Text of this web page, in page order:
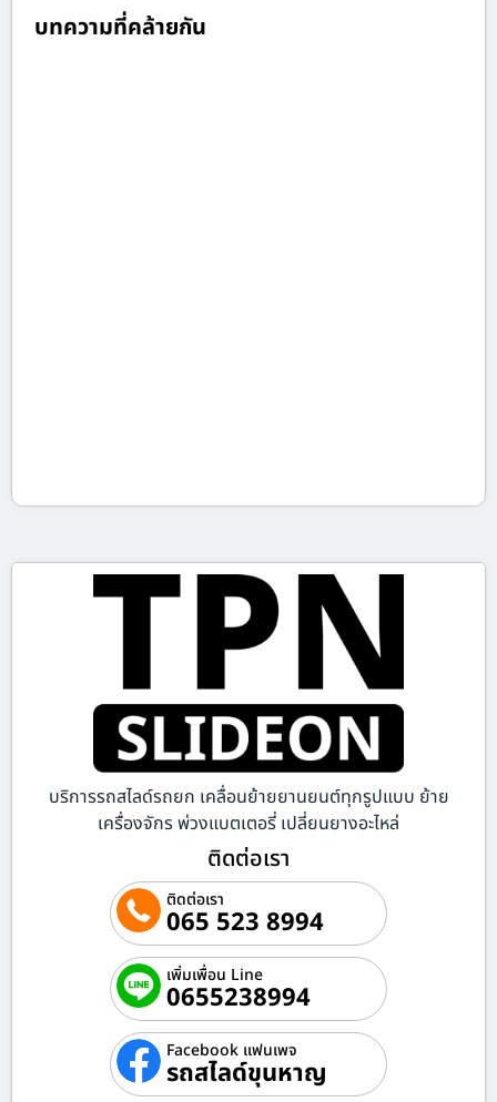
บทความที่คล้ายกัน
บริการรถสไลด์รถยก เคลื่อนย้ายยานยนต์ทุกรูปแบบ ย้าย
เครื่องจักร พ่วงแบตเตอรี่ เปลี่ยนยางอะไหล่
ติดต่อเรา
ติดต่อเรา
065 523 8994
เพิ่มเพื่อน Line
0655238994
Facebook แฟนเพจ
รถสไลด์ขุนหาญ